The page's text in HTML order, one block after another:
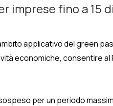
imprese fino a 15
applicativo del green
economiche, consentire al
per un periodo